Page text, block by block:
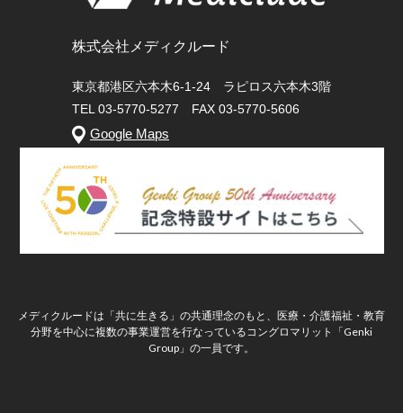
株式会社メディクルード
東京都港区六本木6-1-24 ラピロス六本木3階
TEL 03-5770-5277 FAX 03-5770-5606
Google Maps
メディクルードは「共に生きる」の共通理念のもと、医療・介護福祉・教育
分野を中心に複数の事業運営を行なっているコングロマリット「Genki
Group」の一員です。